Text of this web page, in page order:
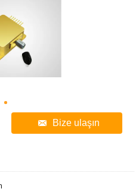
Bize ulaşın